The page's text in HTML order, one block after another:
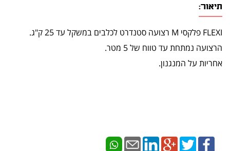
תיאור:
FLEXI פלקסי M רצועה סטנדרט לכלבים במשקל עד 25 ק"ג.
הרצועה נמתחת עד טווח של 5 מטר.
אחריות על המנגנון.